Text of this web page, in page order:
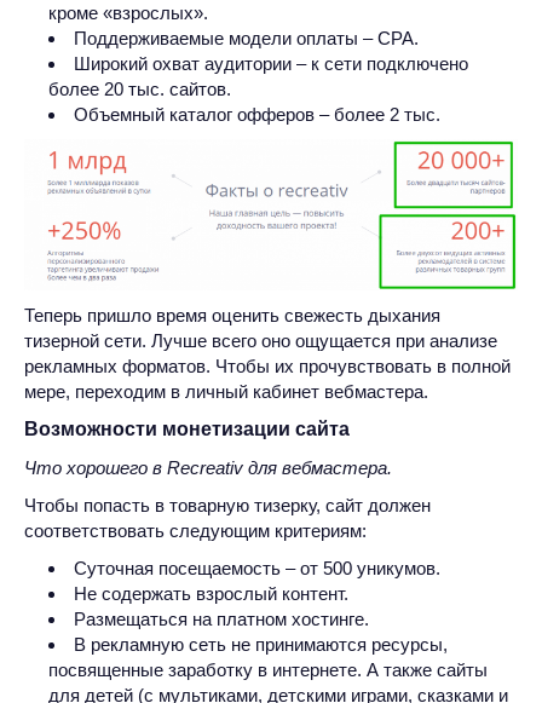
кроме «взрослых».
Поддерживаемые модели оплаты – CPA.
Широкий охват аудитории – к сети подключено
более 20 тыс. сайтов.
Объемный каталог офферов – более 2 тыс.
Теперь пришло время оценить свежесть дыхания
тизерной сети. Лучше всего оно ощущается при анализе
рекламных форматов. Чтобы их прочувствовать в полной
мере, переходим в личный кабинет вебмастера.
Возможности монетизации сайта
Что хорошего в Recreativ для вебмастера.
Чтобы попасть в товарную тизерку, сайт должен
соответствовать следующим критериям:
Суточная посещаемость – от 500 уникумов.
Не содержать взрослый контент.
Размещаться на платном хостинге.
В рекламную сеть не принимаются ресурсы,
посвященные заработку в интернете. А также сайты
для детей (с мультиками, детскими играми, сказками и